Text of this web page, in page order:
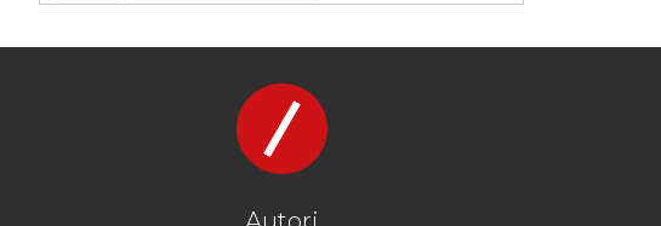
#AUDI RS Q8
#AUDI RS3
#AUDI RS6